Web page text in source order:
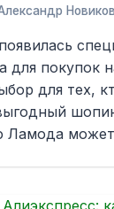
Новиков
для покупок
для тех,
Ламода может